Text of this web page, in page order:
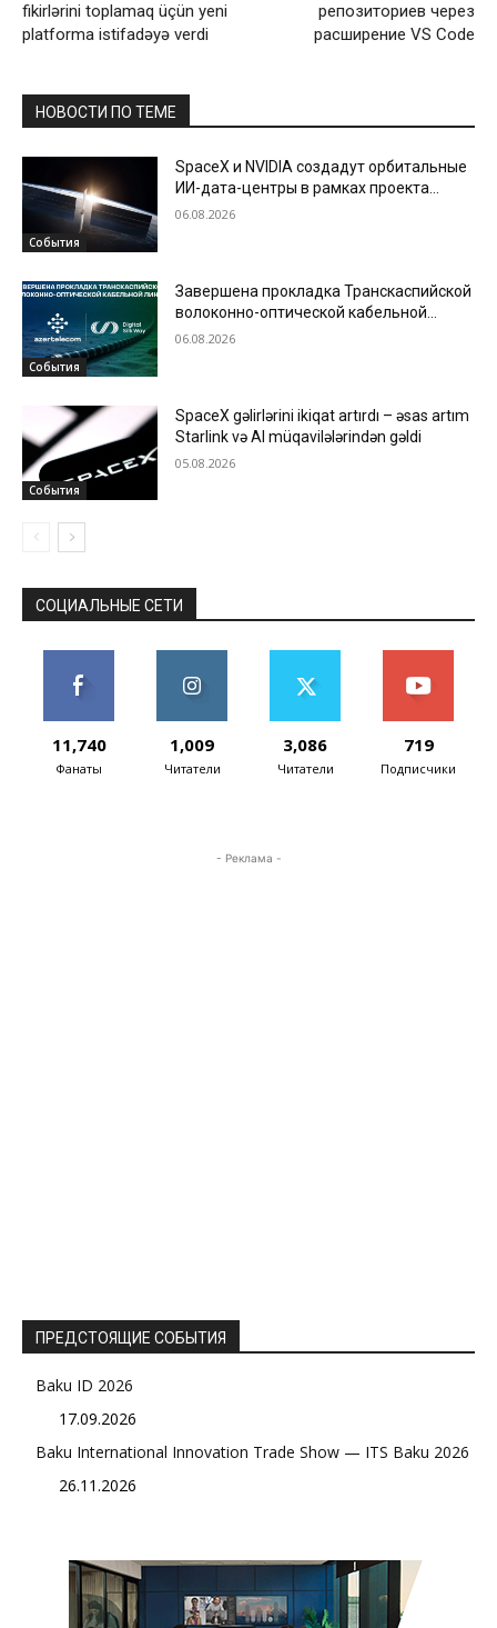
fikirlərini toplamaq üçün yeni
platforma istifadəyə verdi
репозиториев через
расширение VS Code
НОВОСТИ ПО ТЕМЕ
События
SpaceX и NVIDIA создадут орбитальные
ИИ-дата-центры в рамках проекта
Starmind
06.08.2026
События
Завершена прокладка Транскаспийской
волоконно-оптической кабельной
линии по дну Каспийского моря
06.08.2026
События
SpaceX gəlirlərini ikiqat artırdı – əsas artım
Starlink və AI müqavilələrindən gəldi
05.08.2026
СОЦИАЛЬНЫЕ СЕТИ
11,740
Фанаты
1,009
Читатели
3,086
Читатели
719
Подписчики
- Реклама -
ПРЕДСТОЯЩИЕ СОБЫТИЯ
Baku ID 2026
17.09.2026
Baku International Innovation Trade Show — ITS Baku 2026
26.11.2026